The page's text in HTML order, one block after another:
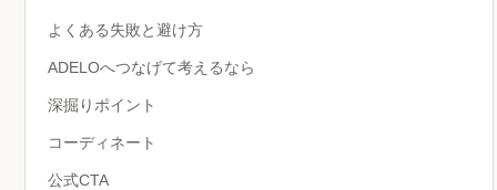
よくある失敗と避け方
ADELOへつなげて考えるなら
深掘りポイント
コーディネート
公式CTA